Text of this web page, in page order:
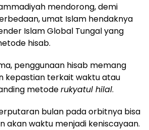
mendorong, demi
umat Islam hendaknya
Islam Global Tungal yang
hisab.
penggunaan hisab memang
kepastian terkait waktu atau
metoderukyatul hilal.
bulan pada orbitnya bisa
akan waktu menjadi keniscayaan.